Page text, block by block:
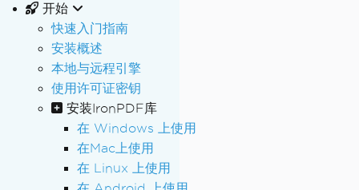
开始
快速入门指南
安装概述
本地与远程引擎
使用许可证密钥
安装IronPDF库
在 Windows 上使用
在Mac上使用
在 Linux 上使用